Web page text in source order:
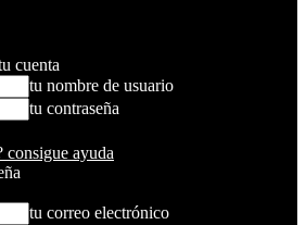
cuenta
tu nombre de usuario
tu contraseña
consigue ayuda
tu correo electrónico